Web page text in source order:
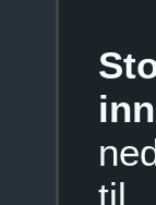
til